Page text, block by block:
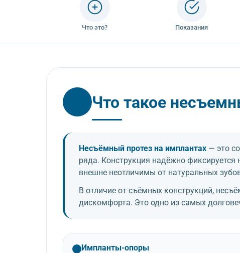
Что это? Показания
Что такое
Несъёмный протез на имплантах — это
ряда. Конструкция надёжно фиксируется
внешне неотличимы от натуральных
В отличие от съёмных конструкций,
дискомфорта. Это одно из самых
Импланты-опоры